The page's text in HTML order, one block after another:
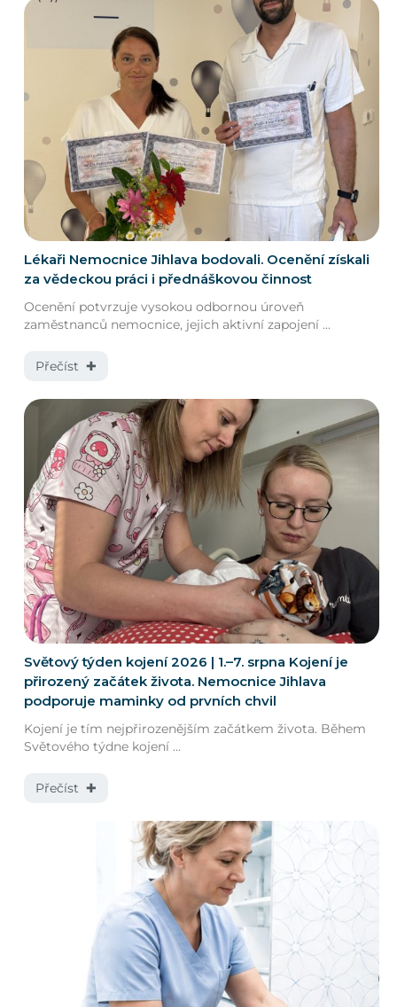
Lékaři Nemocnice Jihlava bodovali. Ocenění získali
za vědeckou práci i přednáškovou činnost
Ocenění potvrzuje vysokou odbornou úroveň
zaměstnanců nemocnice, jejich aktivní zapojení ...
Přečíst ✚
Světový týden kojení 2026 | 1.–7. srpna Kojení je
přirozený začátek života. Nemocnice Jihlava
podporuje maminky od prvních chvil
Kojení je tím nejpřirozenějším začátkem života. Během
Světového týdne kojení ...
Přečíst ✚